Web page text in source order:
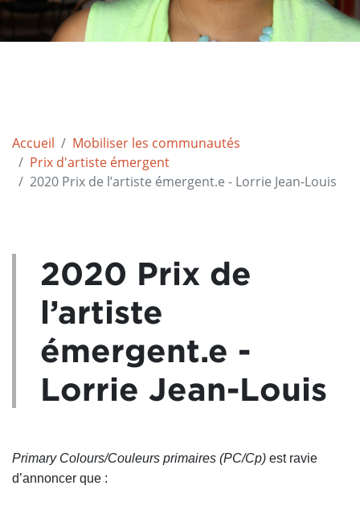
Accueil
Mobiliser les communautés
Prix d'artiste émergent
2020 Prix de l’artiste émergent.e - Lorrie Jean-Louis
2020 Prix de
l’artiste
émergent.e -
Lorrie Jean-Louis
Primary Colours/Couleurs primaires (PC/Cp) est ravie
d’annoncer que :